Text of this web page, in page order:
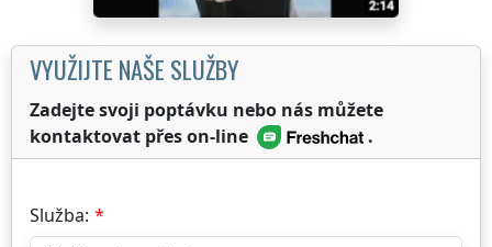
VYUŽIJTE NAŠE SLUŽBY
Zadejte svoji poptávku nebo nás můžete
kontaktovat přes on-line
.
Služba: